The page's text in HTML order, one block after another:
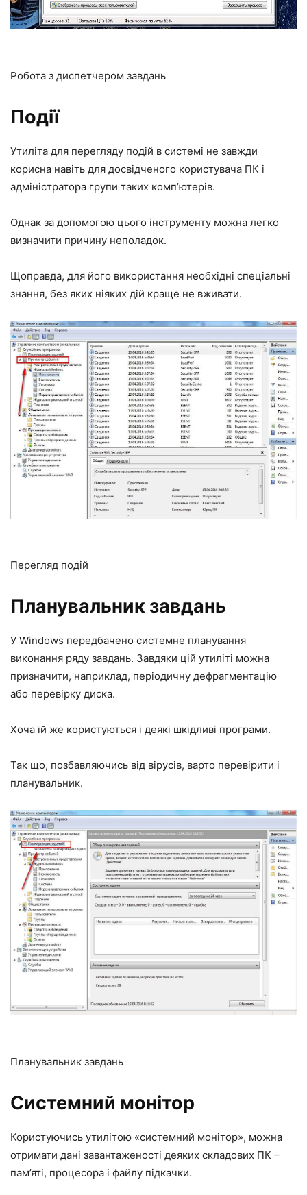
Робота з диспетчером завдань
Події
Утиліта для перегляду подій в системі не завжди
корисна навіть для досвідченого користувача ПК і
адміністратора групи таких комп’ютерів.
Однак за допомогою цього інструменту можна легко
визначити причину неполадок.
Щоправда, для його використання необхідні спеціальні
знання, без яких ніяких дій краще не вживати.
Перегляд подій
Планувальник завдань
У Windows передбачено системне планування
виконання ряду завдань. Завдяки цій утиліті можна
призначити, наприклад, періодичну дефрагментацію
або перевірку диска.
Хоча їй же користуються і деякі шкідливі програми.
Так що, позбавляючись від вірусів, варто перевірити і
планувальник.
Планувальник завдань
Системний монітор
Користуючись утилітою «системний монітор», можна
отримати дані завантаженості деяких складових ПК –
пам’яті, процесора і файлу підкачки.